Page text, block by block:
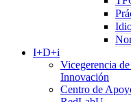
I+D+i
Vicegerencia
Innovación
Centro de